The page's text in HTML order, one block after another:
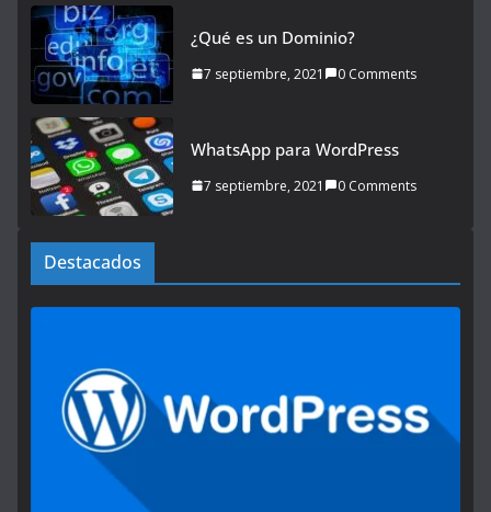
¿Qué es un Dominio?
7 septiembre, 2021 0 Comments
WhatsApp para WordPress
7 septiembre, 2021 0 Comments
Destacados